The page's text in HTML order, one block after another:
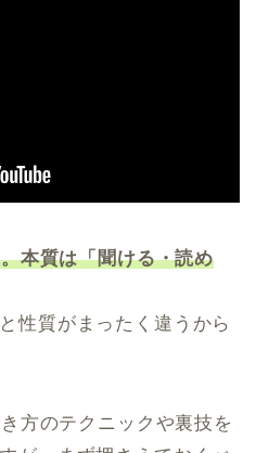
本質は「聞ける・読め
性質がまったく違うから
方のテクニックや裏技を